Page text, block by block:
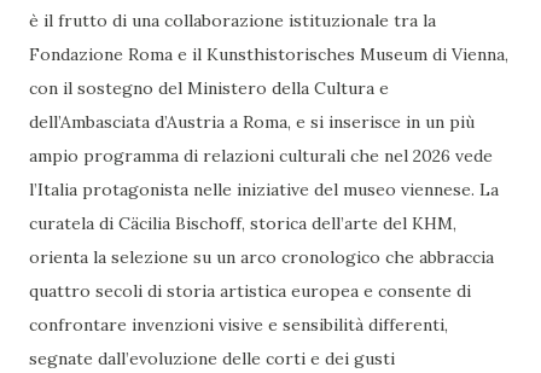
è il frutto di una collaborazione istituzionale tra la
Fondazione Roma e il Kunsthistorisches Museum di Vienna,
con il sostegno del Ministero della Cultura e
dell’Ambasciata d’Austria a Roma, e si inserisce in un più
ampio programma di relazioni culturali che nel 2026 vede
l’Italia protagonista nelle iniziative del museo viennese. La
curatela di Cäcilia Bischoff, storica dell’arte del KHM,
orienta la selezione su un arco cronologico che abbraccia
quattro secoli di storia artistica europea e consente di
confrontare invenzioni visive e sensibilità differenti,
segnate dall’evoluzione delle corti e dei gusti